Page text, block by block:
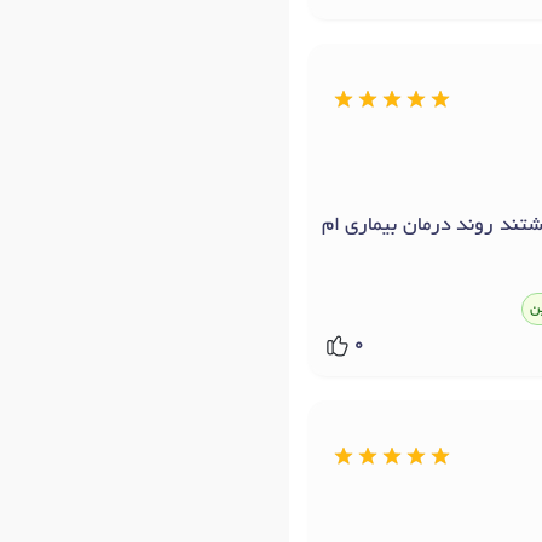
روند درمان بیماری ام
0